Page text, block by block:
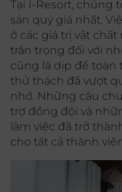
Tại I-Resort, chúng
sản quý giá nhất.
ở các giá trị vật
trân trọng đối với
cũng là dịp để
thử thách đã vượt
nhớ. Những câu
trợ đồng đội và
làm việc đã trở
cho tất cả thành